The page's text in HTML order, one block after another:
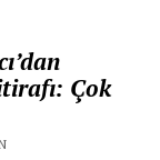
Çok